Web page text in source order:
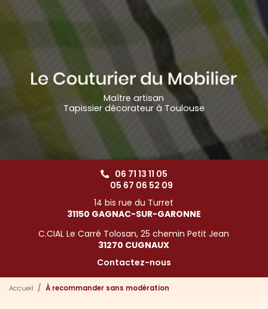
Maître artisan
Tapissier décorateur à Toulouse
06 71 13 11 05
05 67 06 52 09
14 bis rue du Turret
31150 GAGNAC-SUR-GARONNE
C.CIAL Le Carré Tolosan, 25 chemin Petit Jean
31270 CUGNAUX
Contactez-nous
Accueil À recommander sans modération